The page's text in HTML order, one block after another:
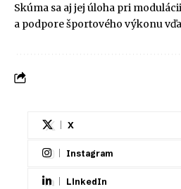
Skúma sa aj jej úloha pri
a podpore športového výkonu
X
Instagram
LinkedIn